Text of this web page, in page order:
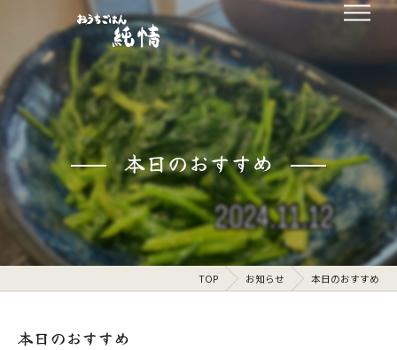
本日のおすすめ
TOP お知らせ 本日のおすすめ
本日のおすすめ